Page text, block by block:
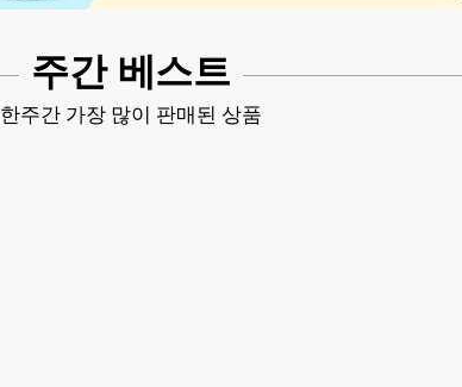
주간 베스트
한주간 가장 많이 판매된 상품